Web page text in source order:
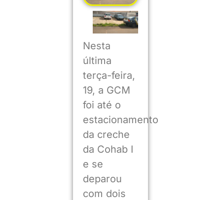
Nesta
última
terça-feira,
19, a GCM
foi até o
estacionamento
da creche
da Cohab I
e se
deparou
com dois